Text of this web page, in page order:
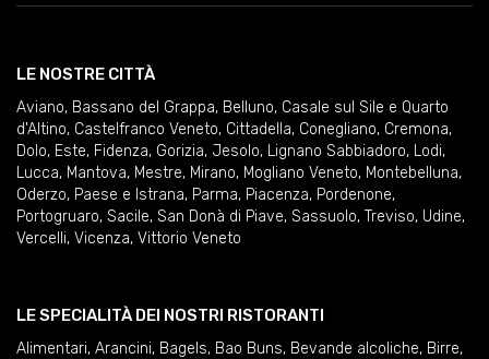
LE NOSTRE CITTÀ
Aviano, Bassano del Grappa, Belluno, Casale sul Sile e Quarto
d'Altino, Castelfranco Veneto, Cittadella, Conegliano, Cremona,
Dolo, Este, Fidenza, Gorizia, Jesolo, Lignano Sabbiadoro, Lodi,
Lucca, Mantova, Mestre, Mirano, Mogliano Veneto, Montebelluna,
Oderzo, Paese e Istrana, Parma, Piacenza, Pordenone,
Portogruaro, Sacile, San Donà di Piave, Sassuolo, Treviso, Udine,
Vercelli, Vicenza, Vittorio Veneto
LE SPECIALITÀ DEI NOSTRI RISTORANTI
Alimentari, Arancini, Bagels, Bao Buns, Bevande alcoliche, Birre,